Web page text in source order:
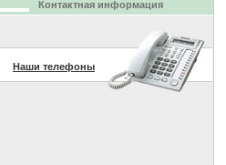
Контактная информация
Наши телефоны